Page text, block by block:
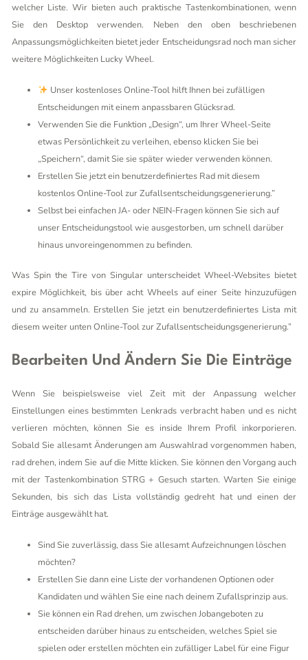
welcher Liste. Wir bieten auch praktische Tastenkombinationen, wenn
Sie den Desktop verwenden. Neben den oben beschriebenen
Anpassungsmöglichkeiten bietet jeder Entscheidungsrad noch man sicher
weitere Möglichkeiten Lucky Wheel.
Unser kostenloses Online-Tool hilft Ihnen bei zufälligen
Entscheidungen mit einem anpassbaren Glücksrad.
Verwenden Sie die Funktion „Design“, um Ihrer Wheel-Seite
etwas Persönlichkeit zu verleihen, ebenso klicken Sie bei
„Speichern“, damit Sie sie später wieder verwenden können.
Erstellen Sie jetzt ein benutzerdefiniertes Rad mit diesem
kostenlos Online-Tool zur Zufallsentscheidungsgenerierung.”
Selbst bei einfachen JA- oder NEIN-Fragen können Sie sich auf
unser Entscheidungstool wie ausgestorben, um schnell darüber
hinaus unvoreingenommen zu befinden.
Was Spin the Tire von Singular unterscheidet Wheel-Websites bietet
expire Möglichkeit, bis über acht Wheels auf einer Seite hinzuzufügen
und zu ansammeln. Erstellen Sie jetzt ein benutzerdefiniertes Lista mit
diesem weiter unten Online-Tool zur Zufallsentscheidungsgenerierung.”
Bearbeiten Und Ändern Sie Die Einträge
Wenn Sie beispielsweise viel Zeit mit der Anpassung welcher
Einstellungen eines bestimmten Lenkrads verbracht haben und es nicht
verlieren möchten, können Sie es inside Ihrem Profil inkorporieren.
Sobald Sie allesamt Änderungen am Auswahlrad vorgenommen haben,
rad drehen, indem Sie auf die Mitte klicken. Sie können den Vorgang auch
mit der Tastenkombination STRG + Gesuch starten. Warten Sie einige
Sekunden, bis sich das Lista vollständig gedreht hat und einen der
Einträge ausgewählt hat.
Sind Sie zuverlässig, dass Sie allesamt Aufzeichnungen löschen
möchten?
Erstellen Sie dann eine Liste der vorhandenen Optionen oder
Kandidaten und wählen Sie eine nach deinem Zufallsprinzip aus.
Sie können ein Rad drehen, um zwischen Jobangeboten zu
entscheiden darüber hinaus zu entscheiden, welches Spiel sie
spielen oder erstellen möchten ein zufälliger Label für eine Figur